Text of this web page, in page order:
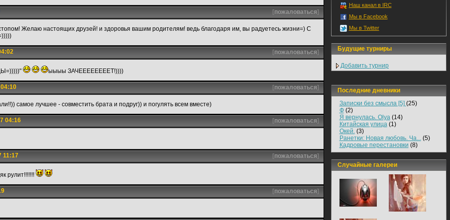
[пожаловаться]
Желаю настоящих друзей! и здоровья вашим родителям! ведь благодаря им, вы радуетесь жизни=) С
[пожаловаться]
ыыыы ЗАЧЕЕЕЕЕЕЕЕТ!))))
[пожаловаться]
самое лучшее - совместить брата и подруг)) и погулять всем вместе)
04:16 [пожаловаться]
11:17 [пожаловаться]
рулит!!!!!!!
[пожаловаться]
Наш канал в IRC
Мы в Facebook
Мы в Twitter
Будущие турниры
Добавить турнир
Последние дневники
Записки без смысла [5] (25)
Ф(2)
Я вернулась. Olya(14)
Китайская улица(1)
Окей.(3)
Ранетки: Новая любовь. Ча...(5)
Кадровые перестановки (8)
Случайные галереи